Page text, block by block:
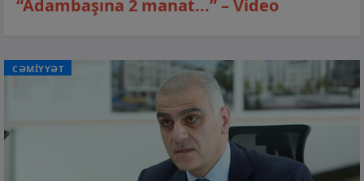
“Adambaşına 2 manat...” – Video
CƏMİYYƏT